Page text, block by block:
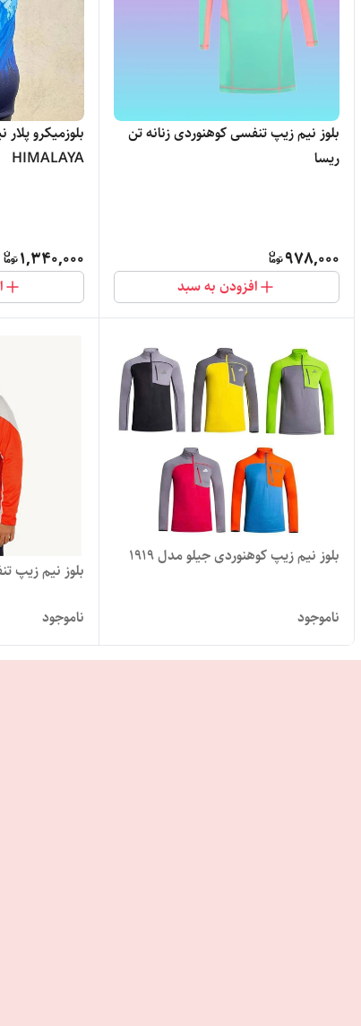
بلوز نیم زیپ تنفسی کوهنوردی زنانه تن
ریسا
978,000
افزودن به سبد
بلوزمیکرو
HIMALAYA
1,340,000
بلوز نیم زیپ کوهنوردی جیلو مدل 1919
ناموجود
بلوز نیم زیپ
ناموجود